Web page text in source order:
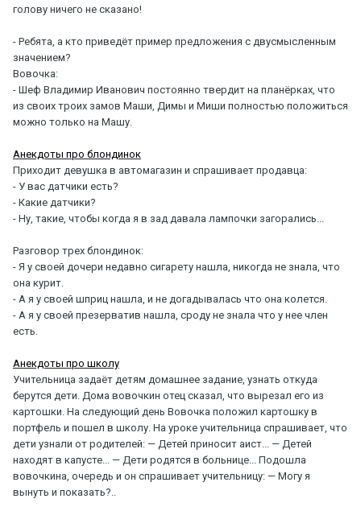
голову ничего не сказано!
- Ребята, а кто приведёт пример предложения с двусмысленным
значением?
Вовочка:
- Шеф Владимир Иванович постоянно твердит на планёрках, что
из своих троих замов Маши, Димы и Миши полностью положиться
можно только на Машу.
Анекдоты про блондинок
Приходит девушка в автомагазин и спрашивает продавца:
- У вас датчики есть?
- Какие датчики?
- Ну, такие, чтобы когда я в зад давала лампочки загорались...
Разговор трех блондинок:
- Я у своей дочери недавно сигарету нашла, никогда не знала, что
она курит.
- А я у своей шприц нашла, и не догадывалась что она колется.
- А я у своей презерватив нашла, сроду не знала что у нее член
есть.
Анекдоты про школу
Учительница задаёт детям домашнее задание, узнать откуда
берутся дети. Дома вовочкин отец сказал, что вырезал его из
картошки. На следующий день Вовочка положил картошку в
портфель и пошел в школу. На уроке учительница спрашивает, что
дети узнали от родителей: — Детей приносит аист... — Детей
находят в капусте... — Дети родятся в больнице... Подошла
вовочкина, очередь и он спрашивает учительницу: — Могу я
вынуть и показать?..